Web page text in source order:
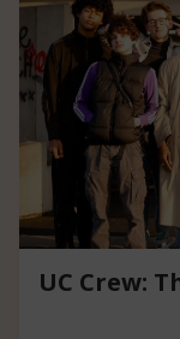
UC Crew: